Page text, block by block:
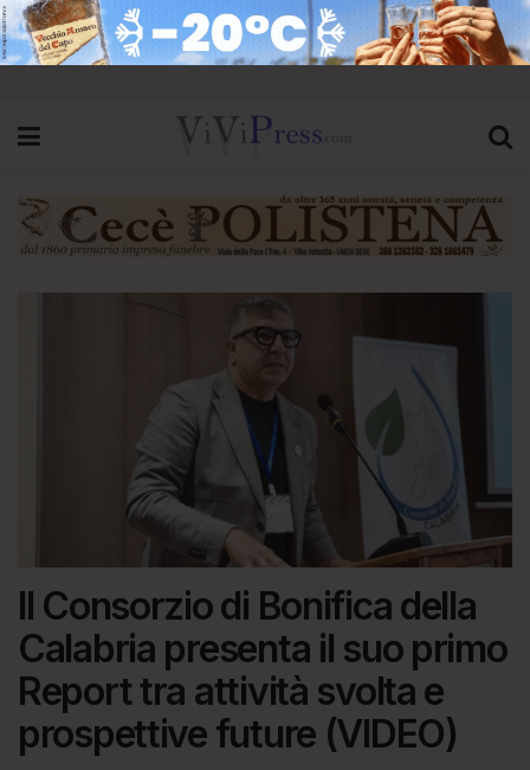
Il Consorzio di Bonifica della
Calabria presenta il suo primo
Report tra attività svolta e
prospettive future (VIDEO)